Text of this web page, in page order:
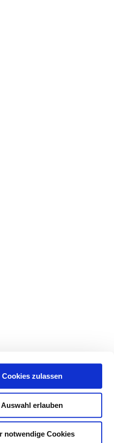
Cookies zulassen
Auswahl erlauben
notwendige Cookies